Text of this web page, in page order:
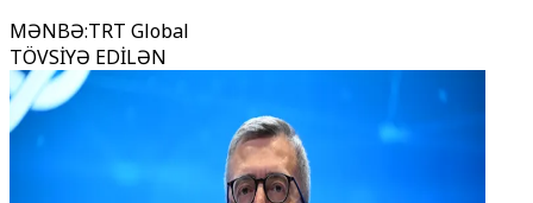
MƏNBƏ:TRT Global
TÖVSİYƏ EDİLƏN